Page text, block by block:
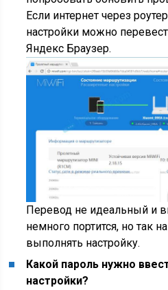
Если интернет через
настройки можно
Яндекс Браузер.
Перевод не идеальный и
немного портится, но так
выполнять настройку.
Какой пароль нужно
настройки?